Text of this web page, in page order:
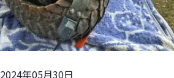
2024年05月30日